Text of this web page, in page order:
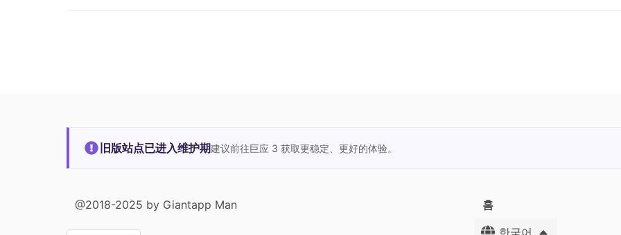
旧版站点已进入维护期建议前往巨应 3 获取更稳定、更好的体验。
@2018-2025 by Giantapp Man
홈